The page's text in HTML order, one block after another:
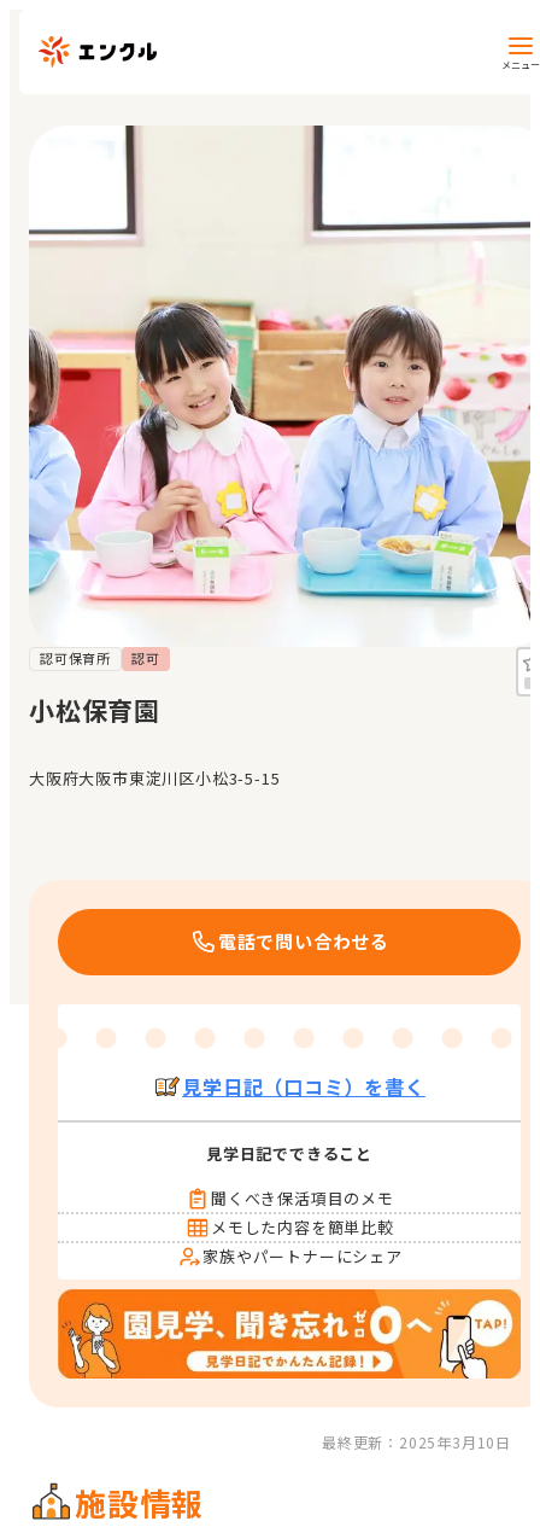
メニュー
保育園・幼稚園を探す
地図から探す
地域から探す
マイページ
閲覧履歴
お気に入り
見学日記
メッセージ
おすすめの園
エンクルの特徴と活用方法
認可保育所 認可
小松保育園
大阪府大阪市東淀川区小松3-5-15
電話で問い合わせる
見学日記（口コミ）を書く
見学日記でできること
聞くべき保活項目のメモ
メモした内容を簡単比較
家族やパートナーにシェア
最終更新：2025年3月10日
施設情報